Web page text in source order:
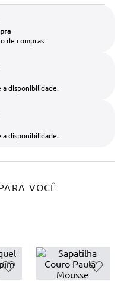
de compras
a disponibilidade.
a disponibilidade.
VOCÊ